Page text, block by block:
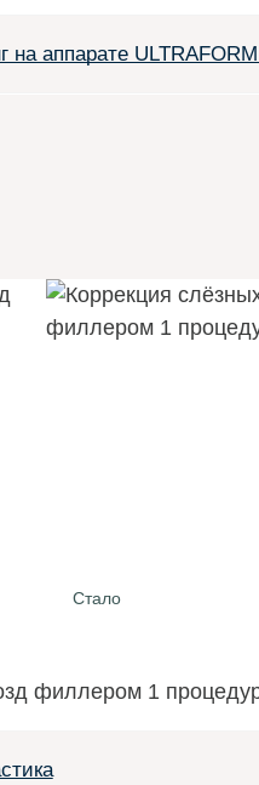
на аппарате
Стало
филлером 1